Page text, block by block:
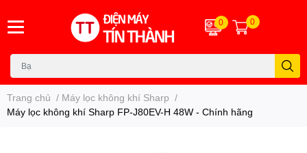
0 0
Trang chủ / Máy lọc không khí Sharp /
Máy lọc không khí Sharp FP-J80EV-H 48W - Chính hãng